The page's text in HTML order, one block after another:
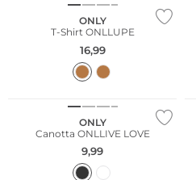
ONLY
T-Shirt ONLLUPE
16,99
ONLY
Canotta ONLLIVE LOVE
9,99